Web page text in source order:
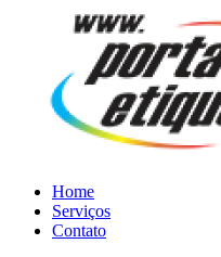
Home
Serviços
Contato